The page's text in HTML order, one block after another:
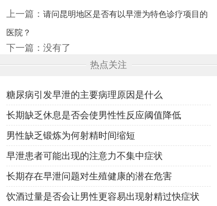
上一篇：请问昆明地区是否有以早泄为特色诊疗项目的
医院？
下一篇：没有了
热点关注
糖尿病引发早泄的主要病理原因是什么
长期缺乏休息是否会使男性性反应阈值降低
男性缺乏锻炼为何射精时间缩短
早泄患者可能出现的注意力不集中症状
长期存在早泄问题对生殖健康的潜在危害
饮酒过量是否会让男性更容易出现射精过快症状